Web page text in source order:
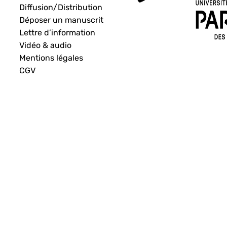
Diffusion/Distribution
Déposer un manuscrit
Lettre d’information
Vidéo & audio
Mentions légales
CGV